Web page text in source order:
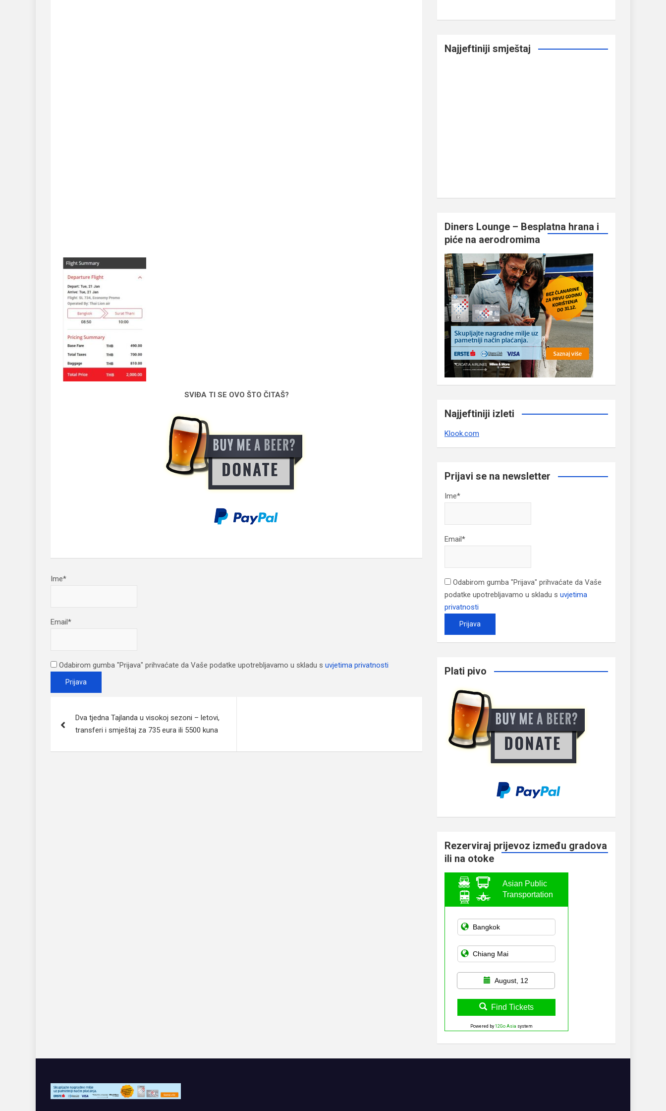
SVIĐA TI SE OVO ŠTO ČITAŠ?
Ime*
Email*
Odabirom gumba "Prijava" prihvaćate da Vaše podatke upotrebljavamo u skladu s uvjetima privatnosti
navigation
Dva tjedna Tajlanda u visokoj sezoni – letovi,
transferi i smještaj za 735 eura ili 5500 kuna
Najjeftiniji smještaj
Diners Lounge – Besplatna hrana i
piće na aerodromima
Najjeftiniji izleti
Klook.com
Prijavi se na newsletter
Ime*
Email*
Odabirom gumba "Prijava" prihvaćate da Vaše
podatke upotrebljavamo u skladu s uvjetima
privatnosti
Plati pivo
Rezerviraj prijevoz između gradova
ili na otoke
Asian Public
Transportation
August, 12
Find Tickets
Powered by 12Go Asia system